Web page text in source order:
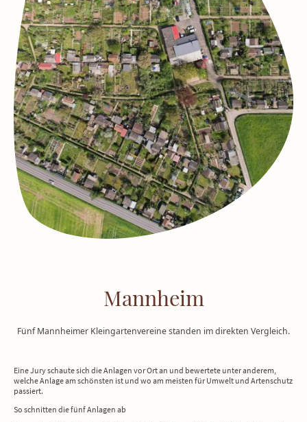
Mannheim
Fünf Mannheimer Kleingartenvereine standen im direkten Vergleich.
Eine Jury schaute sich die Anlagen vor Ort an und bewertete unter anderem,
welche Anlage am schönsten ist und wo am meisten für Umwelt und Artenschutz
passiert.
So schnitten die fünf Anlagen ab